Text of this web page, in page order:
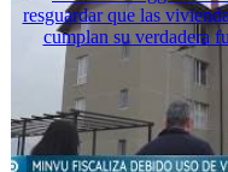
resguardar que las
cumplan su verdadera